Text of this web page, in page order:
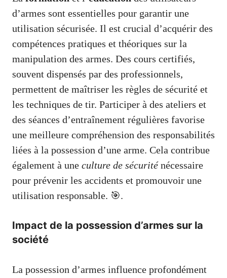
d’armes sont essentielles pour garantir une
utilisation sécurisée. Il est crucial d’acquérir des
compétences pratiques et théoriques sur la
manipulation des armes. Des cours certifiés,
souvent dispensés par des professionnels,
permettent de maîtriser les règles de sécurité et
les techniques de tir. Participer à des ateliers et
des séances d’entraînement régulières favorise
une meilleure compréhension des responsabilités
liées à la possession d’une arme. Cela contribue
également à une culture de sécuriténécessaire
pour prévenir les accidents et promouvoir une
utilisation responsable. 🎯.
Impact de la possession d’armes sur la
société
La possession d’armes influence profondément